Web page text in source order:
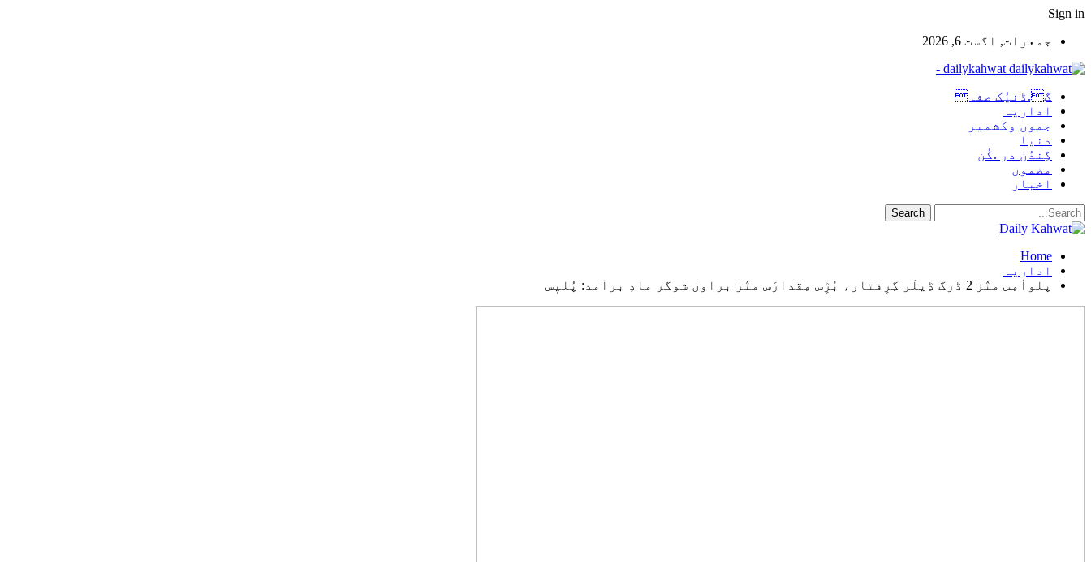
Sign in
جمعرات, اگست 6, 2026
dailykahwat -
گ.ڈنیُک صفہ
اداریہ
جموں وکشمیر
دنیا
گِندُن در .کُن
مضمون
اخبار
Home
اداریہ
پلوٲمِس منٛز 2 ڈرگ ڈِیلَر گِرِفتار، بٔڑِس مِقدارَس منٛز براون شوگر مادٕ برآمد: پُلیٖس